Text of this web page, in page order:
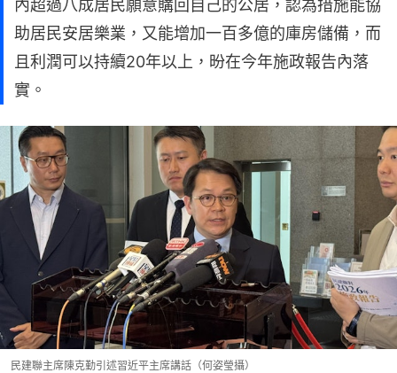
內超過八成居民願意購回自己的公居，認為措施能協
助居民安居樂業，又能增加一百多億的庫房儲備，而
且利潤可以持續20年以上，昐在今年施政報告內落
實。
民建聯主席陳克勤引述習近平主席講話（何姿瑩攝）